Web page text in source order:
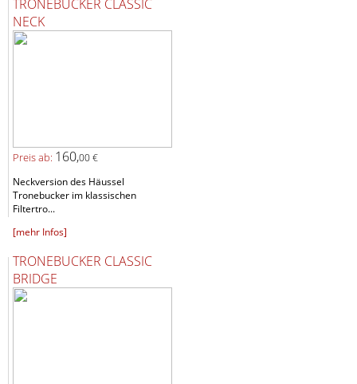
TRONEBUCKER CLASSIC
NECK
Preis ab: 160,00 €
Neckversion des Häussel
Tronebucker im klassischen
Filtertro...
[mehr Infos]
TRONEBUCKER CLASSIC
BRIDGE